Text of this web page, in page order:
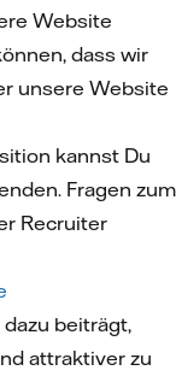
Website
dass wir
unsere Website
kannst Du
Fragen zum
Recruiter
beiträgt,
attraktiver zu